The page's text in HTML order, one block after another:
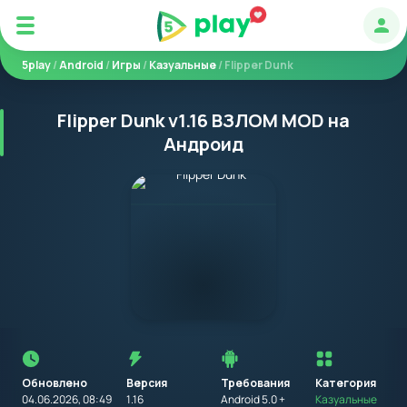
5play/Android /Игры /Казуальные/ Flipper Dunk
Flipper Dunk v1.16 ВЗЛОМ MOD на
Андроид
Обновлено
04.06.2026, 08:49
Версия
1.16
Требования
Android 5.0 +
установкой
приложения
на
устройство
Категория
Казуальные